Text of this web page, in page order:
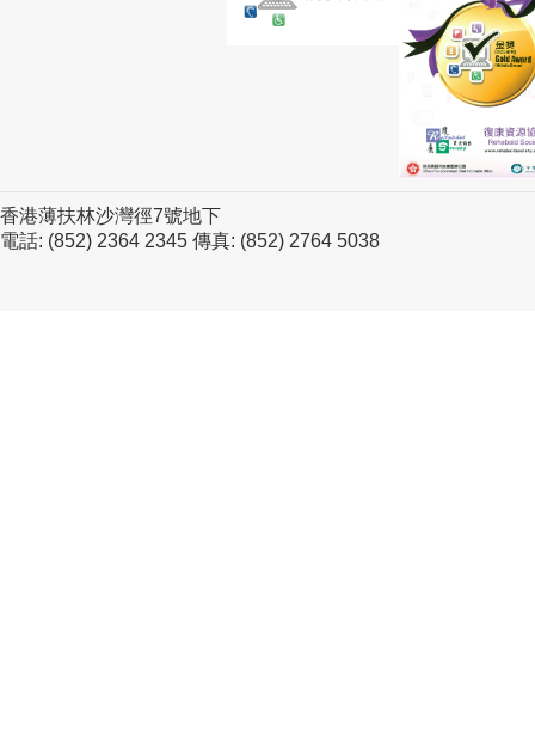
香港薄扶林沙灣徑7號地下
電話: (852) 2364 2345 傳真: (852) 2764 5038